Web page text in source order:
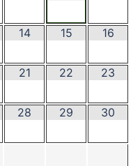
14 15 16
21 22 23
28 29 30